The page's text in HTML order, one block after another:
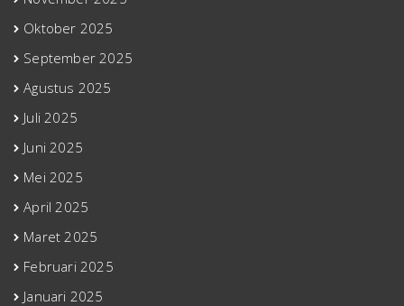
Oktober 2025
September 2025
Agustus 2025
Juli 2025
Juni 2025
Mei 2025
April 2025
Maret 2025
Februari 2025
Januari 2025